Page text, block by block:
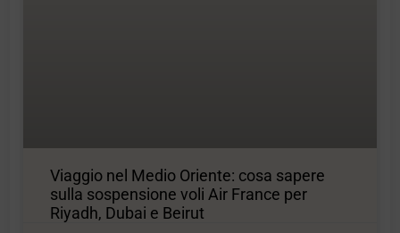
Viaggio nel Medio Oriente: cosa sapere
sulla sospensione voli Air France per
Riyadh, Dubai e Beirut